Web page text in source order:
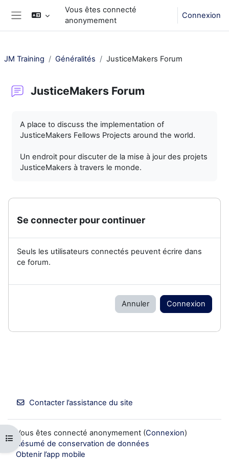
Passer au contenu principal
Panneau latéral
Vous êtes connecté
anonymement
Connexion
Ouvrir l’index du cours
JM Training Généralités JusticeMakers Forum
JusticeMakers Forum
A place to discuss the implementation of
JusticeMakers Fellows Projects around the world.
Un endroit pour discuter de la mise à jour des projets
JusticeMakers à travers le monde.
Se connecter pour continuer
Seuls les utilisateurs connectés peuvent écrire dans
ce forum.
Annuler Connexion
Contacter l’assistance du site
Vous êtes connecté anonymement (Connexion)
Résumé de conservation de données
Obtenir l’app mobile